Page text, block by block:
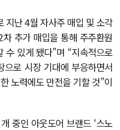
지난 4월 자사주 매입 및 소각
추가 매입을 통해 주주환원
수 있게 됐다”며 “지속적으로
으로 시장 기대에 부응하면서
노력에도 만전을 기할 것”이
중인 아웃도어 브랜드 ‘스노